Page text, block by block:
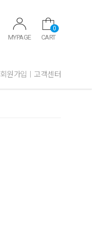
MYPAGE CART
0
회원가입 고객센터